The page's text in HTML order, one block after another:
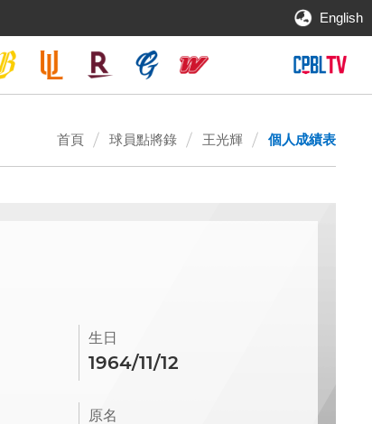
English
首頁 球員點將錄 王光輝 個人成績表
生日
1964/11/12
原名